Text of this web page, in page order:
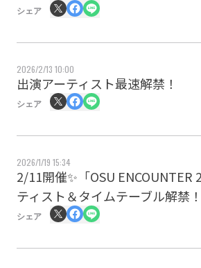
シェア
2026/2/13 10:00
出演アーティスト最速解禁！
シェア
2026/1/19 15:34
2/11開催✨️「OSU ENCOUNTER
ティスト＆タイムテーブル解禁！
シェア